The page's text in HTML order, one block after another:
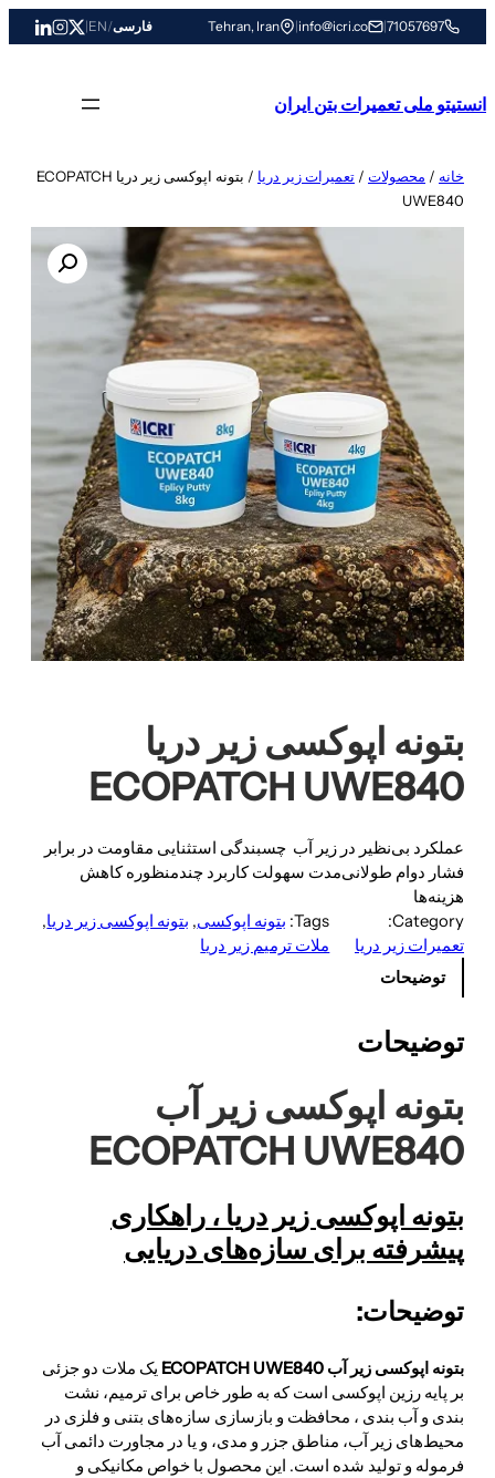
به
71057697
|
info@icri.co
|
Tehran, Iran فارسی/
EN
|
انستیتو ملی تعمیرات بتن ایران
خانه / محصولات / تعمیرات زیر دریا
/ بتونه اپوکسی زیر دریا ECOPATCH
UWE840
بتونه اپوکسی زیر دریا
ECOPATCH UWE840
عملکرد بی‌نظیر در زیر آب چسبندگی استثنایی مقاومت در برابر
فشار دوام طولانی‌مدت سهولت کاربرد چندمنظوره کاهش
هزینه‌ها
Category:
تعمیرات زیر دریا
Tags: بتونه اپوکسی, بتونه اپوکسی زیر دریا,
ملات ترمیم زیر دریا
توضیحات
توضیحات
بتونه اپوکسی زیر آب
ECOPATCH UWE840
بتونه اپوکسی زیر دریا ، راهکاری
پیشرفته برای سازه‌های دریایی
توضیحات:
بتونه اپوکسی زیر آب ECOPATCH UWE840
یک ملات دو جزئی
بر پایه رزین اپوکسی است که به طور خاص برای ترمیم، نشت
بندی و آب بندی ، محافظت و بازسازی سازه‌های بتنی و فلزی در
محیط‌های زیر آب، مناطق جزر و مدی، و یا در مجاورت دائمی آب
فرموله و تولید شده است. این محصول با خواص مکانیکی و